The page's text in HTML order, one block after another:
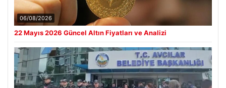
06/08/2026
22 Mayıs 2026 Güncel Altın Fiyatları ve Analizi